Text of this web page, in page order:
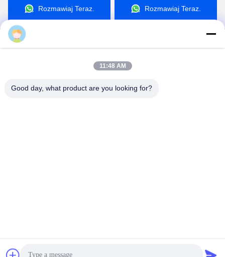
1Ile masz lat doświadczenia?
11:48 AM
Good day, what product are you looking for?